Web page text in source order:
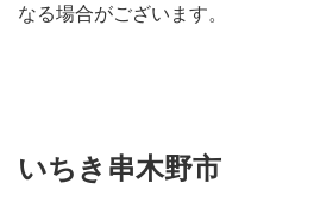
なる場合がございます。
いちき串木野市